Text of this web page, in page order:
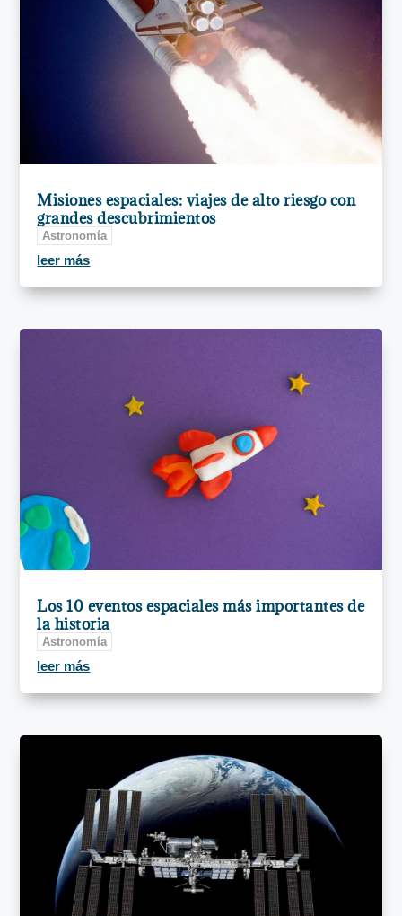
Misiones espaciales: viajes de alto riesgo con
grandes descubrimientos
Astronomía
leer más
Los 10 eventos espaciales más importantes de
la historia
Astronomía
leer más